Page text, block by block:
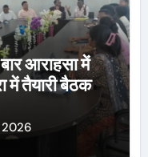
आराहसा में
में तैयारी बैठक